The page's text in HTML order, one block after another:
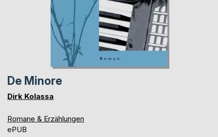
De Minore
Dirk Kolassa
Romane & Erzählungen
ePUB